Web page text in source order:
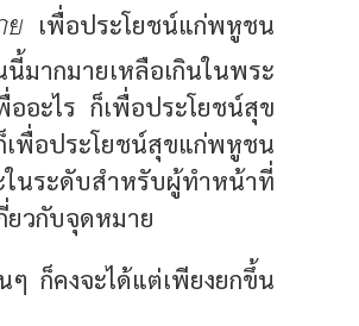
เพื่อประโยชน์แก่พหูชน
ากมายเหลือเกินในพระ
อะไร ก็เพื่อประโยชน์สุข
พื่อประโยชน์สุขแก่พหูชน
นระดับสำหรับผู้ทำหน้าที่
ยวกับจุดหมาย
ก็คงจะได้แต่เพียงยกขึ้น